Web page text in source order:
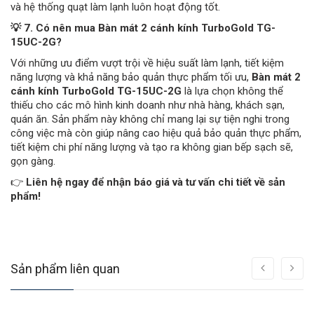
và hệ thống quạt làm lạnh luôn hoạt động tốt.
💡 7. Có nên mua Bàn mát 2 cánh kính TurboGold TG-
15UC-2G?
Với những ưu điểm vượt trội về hiệu suất làm lạnh, tiết kiệm
năng lượng và khả năng bảo quản thực phẩm tối ưu, Bàn mát 2
cánh kính TurboGold TG-15UC-2G là lựa chọn không thể
thiếu cho các mô hình kinh doanh như nhà hàng, khách sạn,
quán ăn. Sản phẩm này không chỉ mang lại sự tiện nghi trong
công việc mà còn giúp nâng cao hiệu quả bảo quản thực phẩm,
tiết kiệm chi phí năng lượng và tạo ra không gian bếp sạch sẽ,
gọn gàng.
👉 Liên hệ ngay để nhận báo giá và tư vấn chi tiết về sản
phẩm!
Sản phẩm liên quan